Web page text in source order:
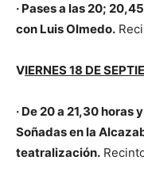
· Pases a las 20;
con Luis Olmedo.
VIERNES 18 DE
· De 20 a 21,30 horas
Soñadas en la
teatralización.